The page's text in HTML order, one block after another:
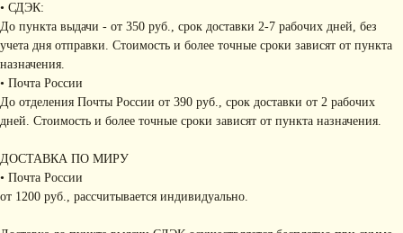
• СДЭК:
До пункта выдачи - от 350 руб., срок доставки 2-7 рабочих дней, без
учета дня отправки. Стоимость и более точные сроки зависят от пункта
назначения.
• Почта России
До отделения Почты России от 390 руб., срок доставки от 2 рабочих
дней. Стоимость и более точные сроки зависят от пункта назначения.
ДОСТАВКА ПО МИРУ
• Почта России
от 1200 руб., рассчитывается индивидуально.